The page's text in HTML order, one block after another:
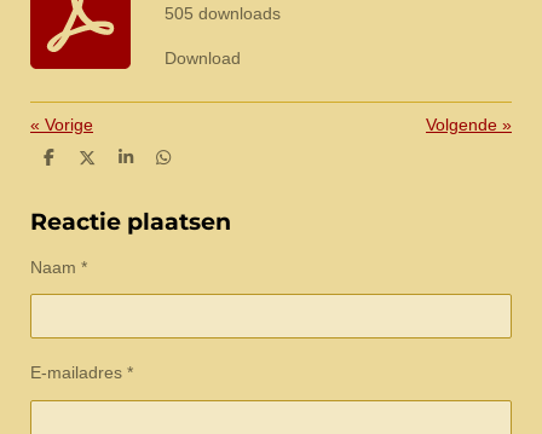
505 downloads
Download
« Vorige Volgende »
D
e
n
D
l
S
r
e
D
e
n
Reactie plaatsen
Naam *
E-mailadres *